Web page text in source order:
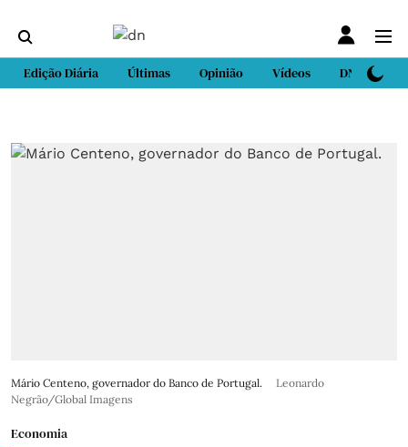
Edição Diária Últimas Opinião Vídeos DN Sport
Mário Centeno, governador do Banco de Portugal.
Leonardo
Negrão/Global Imagens
Economia